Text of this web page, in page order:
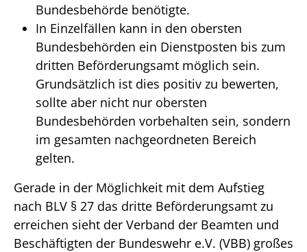
Bundesbehörde benötigte.
In Einzelfällen kann in den obersten
Bundesbehörden ein Dienstposten bis zum
dritten Beförderungsamt möglich sein.
Grundsätzlich ist dies positiv zu bewerten,
sollte aber nicht nur obersten
Bundesbehörden vorbehalten sein, sondern
im gesamten nachgeordneten Bereich
gelten.
Gerade in der Möglichkeit mit dem Aufstieg
nach BLV § 27 das dritte Beförderungsamt zu
erreichen sieht der Verband der Beamten und
Beschäftigten der Bundeswehr e.V. (VBB) großes